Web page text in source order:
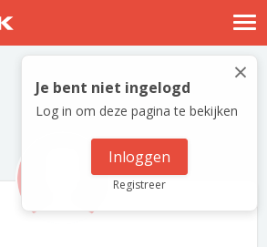
Nostalgische verhalen
Log in
Meld je gratis aan
×
Je bent niet ingelogd
Log in om deze pagina te bekijken
Inloggen
Registreer